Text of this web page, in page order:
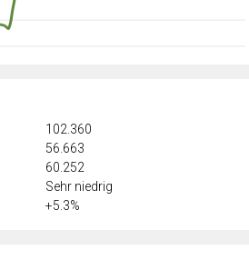
102.360
56.663
60.252
Sehr niedrig
+5.3%